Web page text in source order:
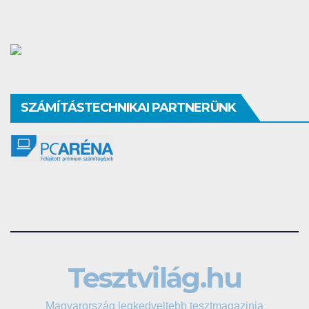
SZÁMÍTÁSTECHNIKAI PARTNERÜNK
Tesztvilág.hu
Magyarország legkedveltebb tesztmagazinja